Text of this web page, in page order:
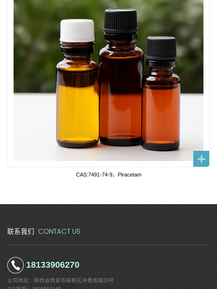
CAS:7491-74-9，Piracetam
联系我们 CONTACT US
18133906270
公司地址：
陕西省西安市高新区沣惠南路20号